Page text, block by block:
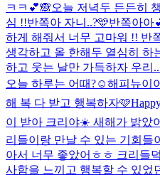
ㅋㅋ💕🙈오늘 저녁두 든든히
심 !!반쪽아 자니..?🩵반쪽아아
하게 해줘서 너무 고마워 !! 반
생각하고 올 한해두 열심히 하
하고 웃는 날만 가득하자 우리
오늘 하루는 어때?☺️해피뉴
해 복 다 받고 행복하자🩷
이 받아 크리야☀️ 새해가 밝았
리들이랑 만날 수 있는 기회들
아서 너무 좋았어ㅎㅎ 크리들
사함을 느끼고 행복할 수 있었